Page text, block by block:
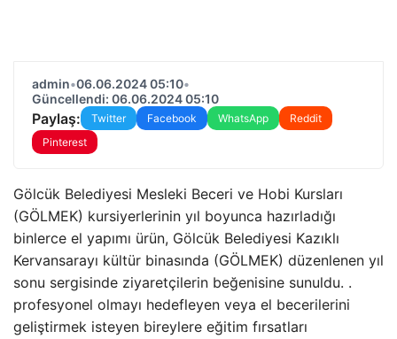
admin•06.06.2024 05:10•
Güncellendi: 06.06.2024 05:10
Paylaş: Twitter Facebook WhatsApp
Reddit
Pinterest
Gölcük Belediyesi Mesleki Beceri ve Hobi Kursları
(GÖLMEK) kursiyerlerinin yıl boyunca hazırladığı
binlerce el yapımı ürün, Gölcük Belediyesi Kazıklı
Kervansarayı kültür binasında (GÖLMEK) düzenlenen yıl
sonu sergisinde ziyaretçilerin beğenisine sunuldu. .
profesyonel olmayı hedefleyen veya el becerilerini
geliştirmek isteyen bireylere eğitim fırsatları